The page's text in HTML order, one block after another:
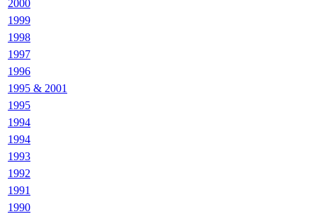
2000
1999
1998
1997
1996
1995 & 2001
1995
1994
1994
1993
1992
1991
1990